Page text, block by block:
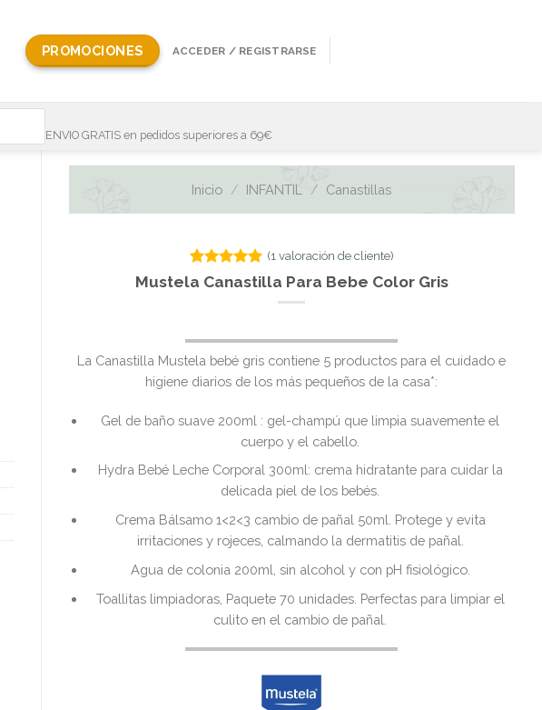
PROMOCIONES ACCEDER / REGISTRARSE
ENVIO GRATIS en pedidos superiores a 69€
Inicio / INFANTIL / Canastillas
Valorado
con5.00
1
cliente
(1 valoración de cliente)
Mustela Canastilla Para Bebe Color Gris
La Canastilla Mustela bebé gris contiene 5 productos para el cuidado e
higiene diarios de los más pequeños de la casa*:
Gel de baño suave 200ml : gel-champú que limpia suavemente el
cuerpo y el cabello.
Hydra Bebé Leche Corporal 300ml: crema hidratante para cuidar la
delicada piel de los bebés.
Crema Bálsamo 1<2<3 cambio de pañal 50ml. Protege y evita
irritaciones y rojeces, calmando la dermatitis de pañal.
Agua de colonia 200ml, sin alcohol y con pH fisiológico.
Toallitas limpiadoras, Paquete 70 unidades. Perfectas para limpiar el
culito en el cambio de pañal.